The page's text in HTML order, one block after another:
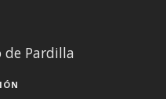
Pardilla